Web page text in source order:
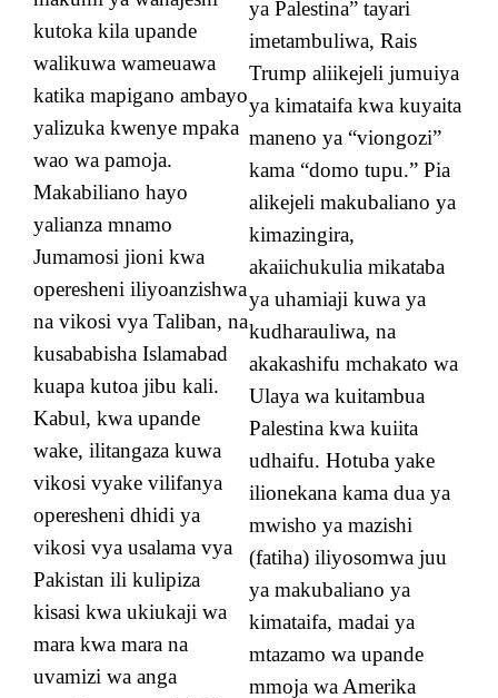
kutoka kila upande
walikuwa wameuawa
katika mapigano ambayo
yalizuka kwenye mpaka
wao wa pamoja.
Makabiliano hayo
yalianza mnamo
Jumamosi jioni kwa
operesheni iliyoanzishwa
na vikosi vya Taliban, na
kusababisha Islamabad
kuapa kutoa jibu kali.
Kabul, kwa upande
wake, ilitangaza kuwa
vikosi vyake vilifanya
operesheni dhidi ya
vikosi vya usalama vya
Pakistan ili kulipiza
kisasi kwa ukiukaji wa
mara kwa mara na
uvamizi wa anga
ya Palestina” tayari
imetambuliwa, Rais
Trump aliikejeli jumuiya
ya kimataifa kwa kuyaita
maneno ya “viongozi”
kama “domo tupu.” Pia
alikejeli makubaliano ya
kimazingira,
akaiichukulia mikataba
ya uhamiaji kuwa ya
kudharauliwa, na
akakashifu mchakato wa
Ulaya wa kuitambua
Palestina kwa kuiita
udhaifu. Hotuba yake
ilionekana kama dua ya
mwisho ya mazishi
(fatiha) iliyosomwa juu
ya makubaliano ya
kimataifa, madai ya
mtazamo wa upande
mmoja wa Amerika